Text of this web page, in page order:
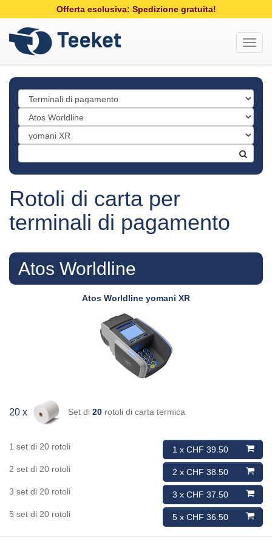
Offerta esclusiva: Spedizione gratuita!
Rotoli di carta per
terminali di pagamento
Atos Worldline
Atos Worldline yomani XR
20 x Set di 20rotoli di carta termica
1 x CHF 39.50
1 set di 20 rotoli
2 x CHF 38.50
2 set di 20 rotoli
3 x CHF 37.50
3 set di 20 rotoli
5 x CHF 36.50
5 set di 20 rotoli